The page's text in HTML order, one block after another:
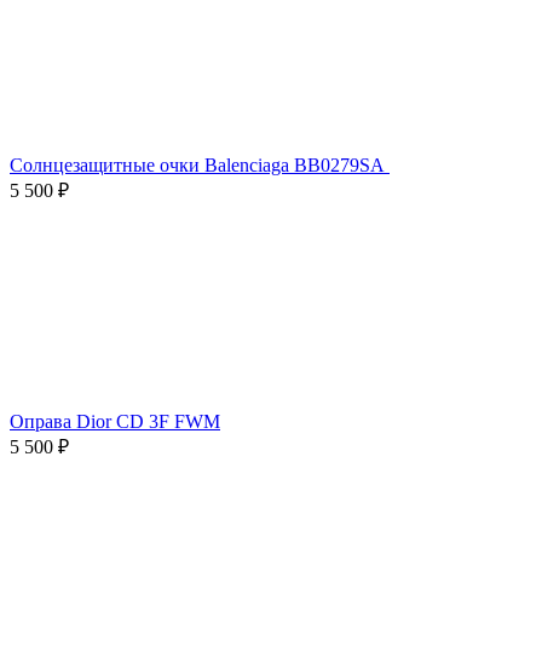
Солнцезащитные очки Balenciaga BB0279SA
5 500 ₽
Оправа Dior CD 3F FWM
5 500 ₽